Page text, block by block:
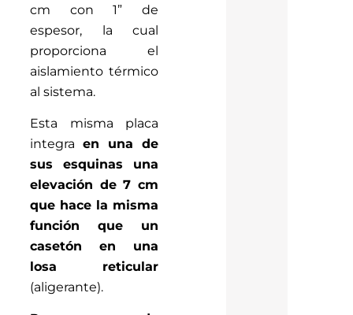
cm con 1” de
espesor, la cual
proporciona el
aislamiento térmico
al sistema.
Esta misma placa
integraen una de
sus esquinas una
elevación de 7 cm
que hace la misma
función que un
casetón en una
losa reticular
(aligerante).